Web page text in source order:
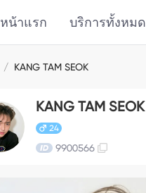
หน้าแรก บริการทั้งหมด
/ KANG TAM SEOK
KANG TAM SEOK
24
9900566